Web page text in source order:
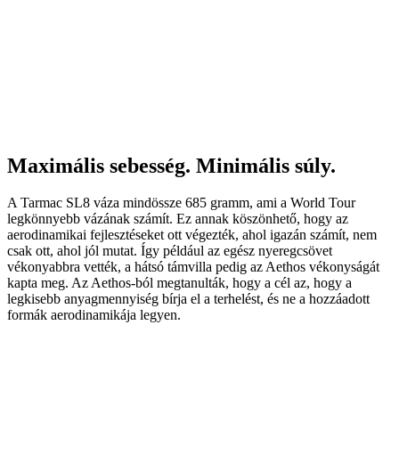
Maximális sebesség. Minimális súly.
A Tarmac SL8 váza mindössze 685 gramm, ami a World Tour
legkönnyebb vázának számít. Ez annak köszönhető, hogy az
aerodinamikai fejlesztéseket ott végezték, ahol igazán számít, nem
csak ott, ahol jól mutat. Így például az egész nyeregcsövet
vékonyabbra vették, a hátsó támvilla pedig az Aethos vékonyságát
kapta meg. Az Aethos-ból megtanulták, hogy a cél az, hogy a
legkisebb anyagmennyiség bírja el a terhelést, és ne a hozzáadott
formák aerodinamikája legyen.